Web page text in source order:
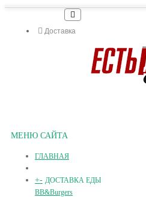
Доставка
МЕНЮ САЙТА
ГЛАВНАЯ
+- ДОСТАВКА ЕДЫ
BB&Burgers